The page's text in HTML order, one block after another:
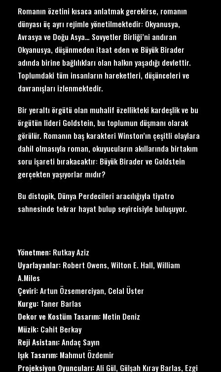
Romanın özetini kısaca anlatmak gerekirse, romanın
dünyası üç ayrı rejimle yönetilmektedir: Okyanusya,
Avrasya ve Doğu Asya… Sovyetler Birliği’ni andıran
Okyanusya, düşünmeden itaat eden ve Büyük Birader
adında birine bağlılıkları olan halkın yaşadığı devlettir.
Toplumdaki tüm insanların hareketleri, düşünceleri ve
davranışları izlenmektedir.
Bir yeraltı örgütü olan muhalif özellikteki kardeşlik ve bu
örgütün lideri Goldstein, bu toplumun düşmanı olarak
görülür. Romanın baş karakteri Winston’ın çeşitli olaylara
dahil olmasıyla roman, okuyucuların akıllarında birtakım
soru işareti bırakacaktır: Büyük Birader ve Goldstein
gerçekten yaşıyorlar mıdır?
Bu distopik, Dünya Perdecileri aracılığıyla tiyatro
sahnesinde tekrar hayat bulup seyircisiyle buluşuyor.
Yönetmen: Rutkay Aziz
Uyarlayanlar: Robert Owens, Wilton E. Hall, William
A.Miles
Çeviri:Artun Özsemerciyan, Celal Üster
Kurgu: Taner Barlas
Dekor ve Kostüm Tasarım: Metin Deniz
Müzik: Cahit Berkay
Reji Asistanı:Andaç Sayın
Işık Tasarım: Mahmut Özdemir
Projeksiyon Oyuncuları:Ali Gül, Gülşah Kıray Barlas, Ezgi